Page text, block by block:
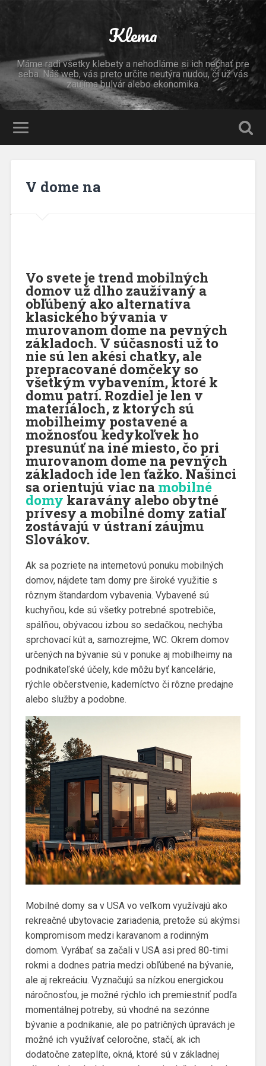
Klema
Máme radi všetky klebety a nehodláme si ich nechať pre
seba. Náš web, vás preto určite neutýra nudou, či už vás
zaujíma bulvár alebo ekonomika.
V dome na
Vo svete je trend mobilných
domov už dlho zaužívaný a
obľúbený ako alternatíva
klasického bývania v
murovanom dome na pevných
základoch. V súčasnosti už to
nie sú len akési chatky, ale
prepracované domčeky so
všetkým vybavením, ktoré k
domu patrí. Rozdiel je len v
materiáloch, z ktorých sú
mobilheimy postavené a
možnosťou kedykoľvek ho
presunúť na iné miesto, čo pri
murovanom dome na pevných
základoch ide len ťažko. Našinci
sa orientujú viac na mobilné
domy karavány alebo obytné
prívesy a mobilné domy zatiaľ
zostávajú v ústraní záujmu
Slovákov.
Ak sa pozriete na internetovú ponuku mobilných
domov, nájdete tam domy pre široké využitie s
rôznym štandardom vybavenia. Vybavené sú
kuchyňou, kde sú všetky potrebné spotrebiče,
spálňou, obývacou izbou so sedačkou, nechýba
sprchovací kút a, samozrejme, WC. Okrem domov
určených na bývanie sú v ponuke aj mobilheimy na
podnikateľské účely, kde môžu byť kancelárie,
rýchle občerstvenie, kaderníctvo či rôzne predajne
alebo služby a podobne.
Mobilné domy sa v USA vo veľkom využívajú ako
rekreačné ubytovacie zariadenia, pretože sú akýmsi
kompromisom medzi karavanom a rodinným
domom. Vyrábať sa začali v USA asi pred 80-timi
rokmi a dodnes patria medzi obľúbené na bývanie,
ale aj rekreáciu. Vyznačujú sa nízkou energickou
náročnosťou, je možné rýchlo ich premiestniť podľa
momentálnej potreby, sú vhodné na sezónne
bývanie a podnikanie, ale po patričných úpravách je
možné ich využívať celoročne, stačí, ak ich
dodatočne zateplíte, okná, ktoré sú v základnej